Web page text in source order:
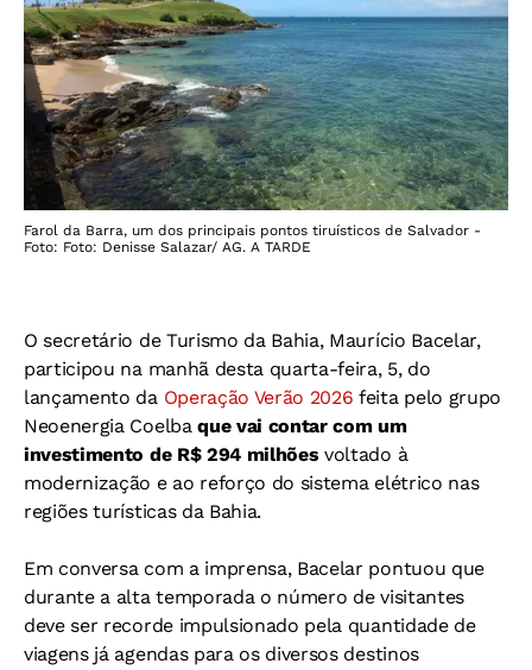
Farol da Barra, um dos principais pontos tiruísticos de Salvador -
Foto: Foto: Denisse Salazar/ AG. A TARDE
O secretário de Turismo da Bahia, Maurício Bacelar,
participou na manhã desta quarta-feira, 5, do
lançamento da Operação Verão 2026 feita pelo grupo
Neoenergia Coelbaque vai contar com um
investimento de R$ 294 milhões voltado à
modernização e ao reforço do sistema elétrico nas
regiões turísticas da Bahia.
Em conversa com a imprensa, Bacelar pontuou que
durante a alta temporada o número de visitantes
deve ser recorde impulsionado pela quantidade de
viagens já agendas para os diversos destinos